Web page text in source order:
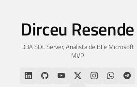
Dirceu Resende
DBA SQL Server, Analista de BI e Microsoft
MVP